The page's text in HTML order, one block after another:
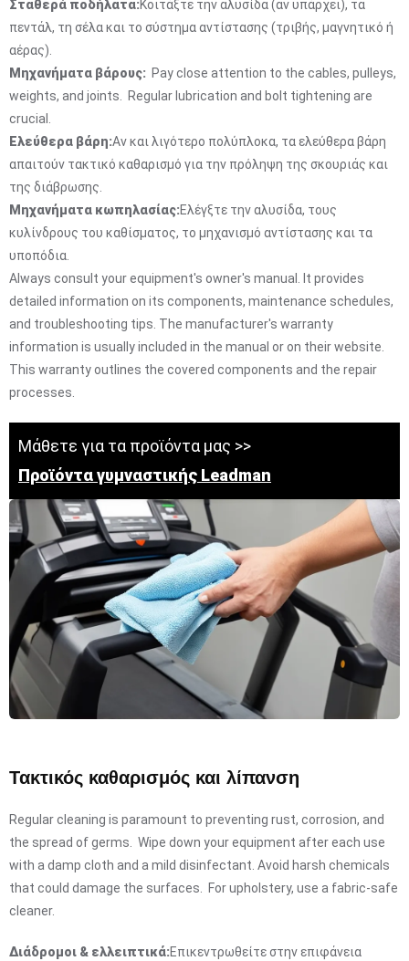
Σταθερά ποδήλατα:Κοιτάξτε την αλυσίδα (αν υπάρχει), τα
πεντάλ, τη σέλα και το σύστημα αντίστασης (τριβής, μαγνητικό ή
αέρας).
Μηχανήματα βάρους: Pay close attention to the cables, pulleys,
weights, and joints. Regular lubrication and bolt tightening are
crucial.
Ελεύθερα βάρη:Αν και λιγότερο πολύπλοκα, τα ελεύθερα βάρη
απαιτούν τακτικό καθαρισμό για την πρόληψη της σκουριάς και
της διάβρωσης.
Μηχανήματα κωπηλασίας:Ελέγξτε την αλυσίδα, τους
κυλίνδρους του καθίσματος, το μηχανισμό αντίστασης και τα
υποπόδια.
Always consult your equipment's owner's manual. It provides
detailed information on its components, maintenance schedules,
and troubleshooting tips. The manufacturer's warranty
information is usually included in the manual or on their website.
This warranty outlines the covered components and the repair
processes.
Μάθετε για τα προϊόντα μας >>
Προϊόντα γυμναστικής Leadman
Τακτικός καθαρισμός και λίπανση
Regular cleaning is paramount to preventing rust, corrosion, and
the spread of germs. Wipe down your equipment after each use
with a damp cloth and a mild disinfectant. Avoid harsh chemicals
that could damage the surfaces. For upholstery, use a fabric-safe
cleaner.
Διάδρομοι & ελλειπτικά:Επικεντρωθείτε στην επιφάνεια